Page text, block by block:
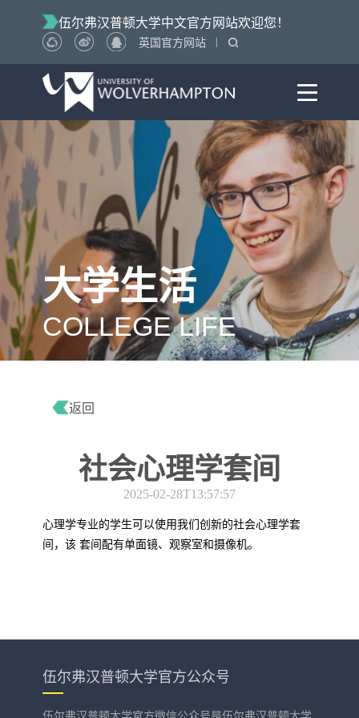
伍尔弗汉普顿大学中文官方网站欢迎您！
英国官方网站
大学生活
COLLEGE LIFE
返回
社会心理学套间
2025-02-28T13:57:57
心理学专业的学生可以使用我们创新的社会心理学套
间，该 套间配有单面镜、观察室和摄像机。
伍尔弗汉普顿大学官方公众号